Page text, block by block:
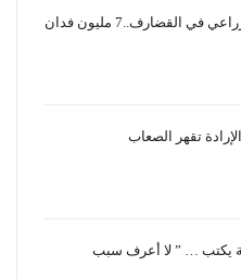
نجاح الموسم الزراعي في القضارف..7 مليون فدان
تقهر الصعاب
يكتب … ” لا أعرف سبب